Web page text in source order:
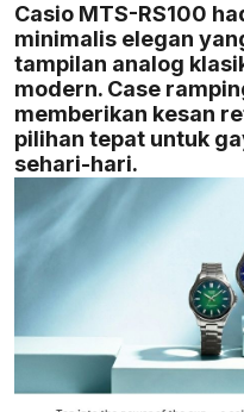
Casio MTS-RS100
minimalis elegan
tampilan analog
modern. Case
memberikan kesan
pilihan tepat untuk
sehari-hari.